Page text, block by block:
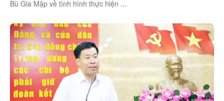
Bù Gia Mập về tình hình thực hiện ...